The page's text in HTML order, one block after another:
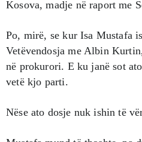
Kosova, madje në raport me
Po, mirë, se kur Isa Mustafa
Vetëvendosja me Albin
në prokurori. E ku janë sot
vetë kjo parti.
Nëse ato dosje nuk ishin të